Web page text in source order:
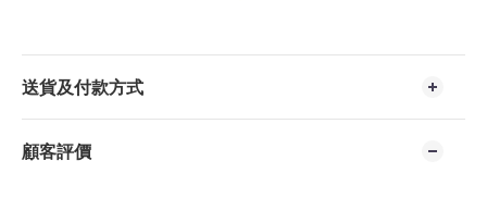
送貨及付款方式
顧客評價